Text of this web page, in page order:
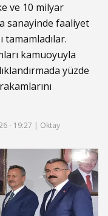
ve 10 milyar
sanayinde faaliyet
tamamladılar.
kamuoyuyla
yüzde
- 19:27 | Oktay